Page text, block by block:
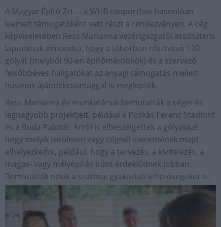
A Magyar Építő Zrt. – a WHB csoporthoz hasonlóan –
kiemelt támogatóként vett részt a rendezvényen. A cég
képviseletében Ress Marianna vezérigazgatói asszisztens
lapunknak elmondta, hogy a táborban résztvevő 120
gólyát (melyből 90-en építőmérnökök) és a szervező
felsőbbéves hallgatókat az anyagi támogatás mellett
hasznos ajándékcsomaggal is meglepték.
Ress Marianna és munkatársai bemutatták a céget és
legnagyobb projektjeit, például a Puskás Ferenc Stadiont
és a Buda Palotát. Arról is elbeszélgettek a gólyákkal,
hogy melyik területen vagy cégnél szeretnének majd
elhelyezkedni, például, hogy a tervezés, a kivitelezés, a
magas- vagy mélyépítés iránt érdeklődnek jobban.
Bemutatták nekik a szakmai gyakorlati lehetőségeket is.